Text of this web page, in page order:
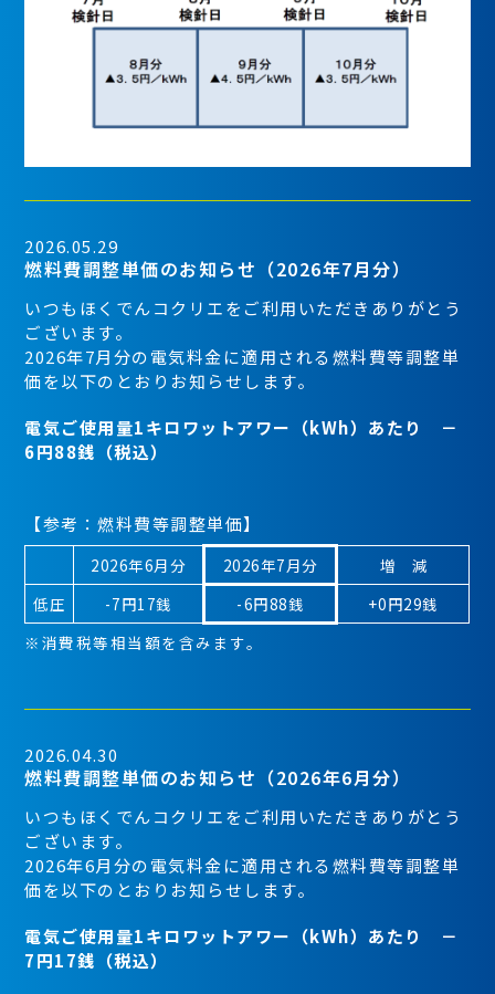
2026.05.29
燃料費調整単価のお知らせ（2026年7月分）
いつもほくでんコクリエをご利用いただきありがとう
ございます。
2026年7月分の電気料金に適用される燃料費等調整単
価を以下のとおりお知らせします。
電気ご使用量1キロワットアワー（kWh）あたり －
6円88銭（税込）
【参考：燃料費等調整単価】
2026年6月分 2026年7月分
増 減
低圧
-7円17銭 -6円88銭
+0円29銭
※消費税等相当額を含みます。
2026.04.30
燃料費調整単価のお知らせ（2026年6月分）
いつもほくでんコクリエをご利用いただきありがとう
ございます。
2026年6月分の電気料金に適用される燃料費等調整単
価を以下のとおりお知らせします。
電気ご使用量1キロワットアワー（kWh）あたり －
7円17銭（税込）